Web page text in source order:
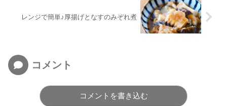
レンジで簡単♪厚揚げとなすのみぞれ煮
コメント
コメントを書き込む